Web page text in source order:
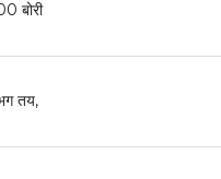
संस्था पीपुल्स फॉर एनिमल्स के
में सांप का जहर देने के आरोप में
प्रवर्तन निदेशालय ने
पहले एल्विश यादव को 17 मार्च
के इस्तेमाल की जांच के सिलसिले